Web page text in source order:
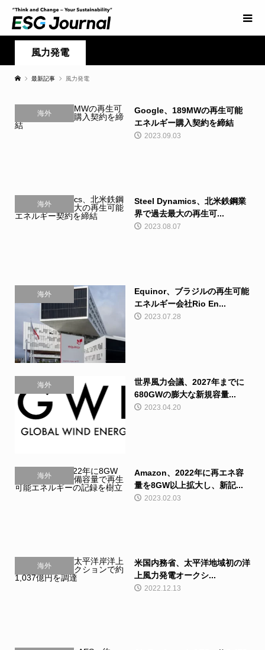
風力発電
最新記事 風力発電
海外
Google、189MWの再生可能
エネルギー購入契約を締結
2023.09.03
海外
Steel Dynamics、北米鉄鋼業
界で過去最大の再生可...
2023.08.07
海外
Equinor、ブラジルの再生可能
エネルギー会社Rio En...
2023.07.28
海外
世界風力会議、2027年までに
680GWの膨大な新規容量...
2023.04.20
海外
Amazon、2022年に再エネ容
量を8GW以上拡大し、新記...
2023.02.03
海外
米国内務省、太平洋地域初の洋
上風力発電オークシ...
2022.12.13